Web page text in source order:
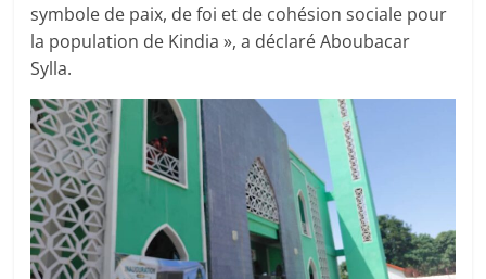
symbole de paix, de foi et de cohésion sociale pour
la population de Kindia », a déclaré Aboubacar
Sylla.